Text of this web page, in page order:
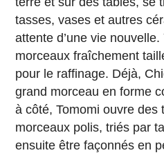
tasses, vases et autres
attente d’une vie
morceaux fraîchement
pour le raffinage. Déjà,
grand morceau en forme
à côté, Tomomi ouvre des
morceaux polis, triés par
ensuite être façonnés en